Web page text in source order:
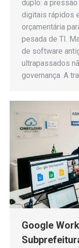
duplo: a
digitais rápidos
orçamentária
pesada de TI.
de software
ultrapassados
governança. A
Google